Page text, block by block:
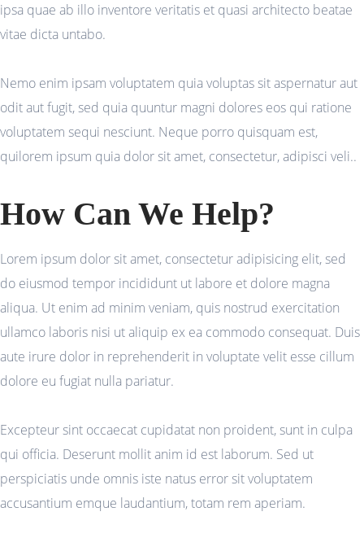
ipsa quae ab illo inventore veritatis et quasi architecto beatae
vitae dicta untabo.
Nemo enim ipsam voluptatem quia voluptas sit aspernatur aut
odit aut fugit, sed quia quuntur magni dolores eos qui ratione
voluptatem sequi nesciunt. Neque porro quisquam est,
quilorem ipsum quia dolor sit amet, consectetur, adipisci veli..
How Can We Help?
Lorem ipsum dolor sit amet, consectetur adipisicing elit, sed
do eiusmod tempor incididunt ut labore et dolore magna
aliqua. Ut enim ad minim veniam, quis nostrud exercitation
ullamco laboris nisi ut aliquip ex ea commodo consequat. Duis
aute irure dolor in reprehenderit in voluptate velit esse cillum
dolore eu fugiat nulla pariatur.
Excepteur sint occaecat cupidatat non proident, sunt in culpa
qui officia. Deserunt mollit anim id est laborum. Sed ut
perspiciatis unde omnis iste natus error sit voluptatem
accusantium emque laudantium, totam rem aperiam.